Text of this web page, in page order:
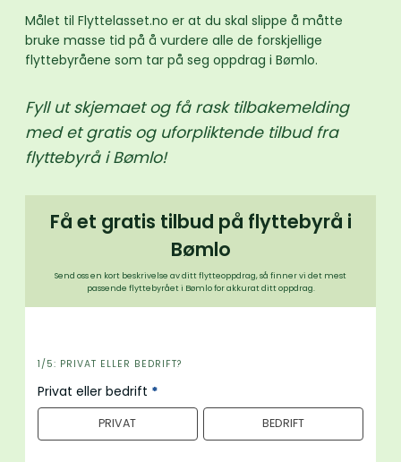
Målet til Flyttelasset.no er at du skal slippe å måtte
bruke masse tid på å vurdere alle de forskjellige
flyttebyråene som tar på seg oppdrag i Bømlo.
Fyll ut skjemaet og få rask tilbakemelding
med et gratis og uforpliktende tilbud fra
flyttebyrå i Bømlo!
Få et gratis tilbud på flyttebyrå i
Bømlo
Send oss en kort beskrivelse av ditt flytteoppdrag, så finner vi det mest
passende flyttebyrået i Bømlo for akkurat ditt oppdrag.
i
n
n
o
1/5: PRIVAT ELLER BEDRIFT?
Privat eller bedrift *
PRIVAT BEDRIFT